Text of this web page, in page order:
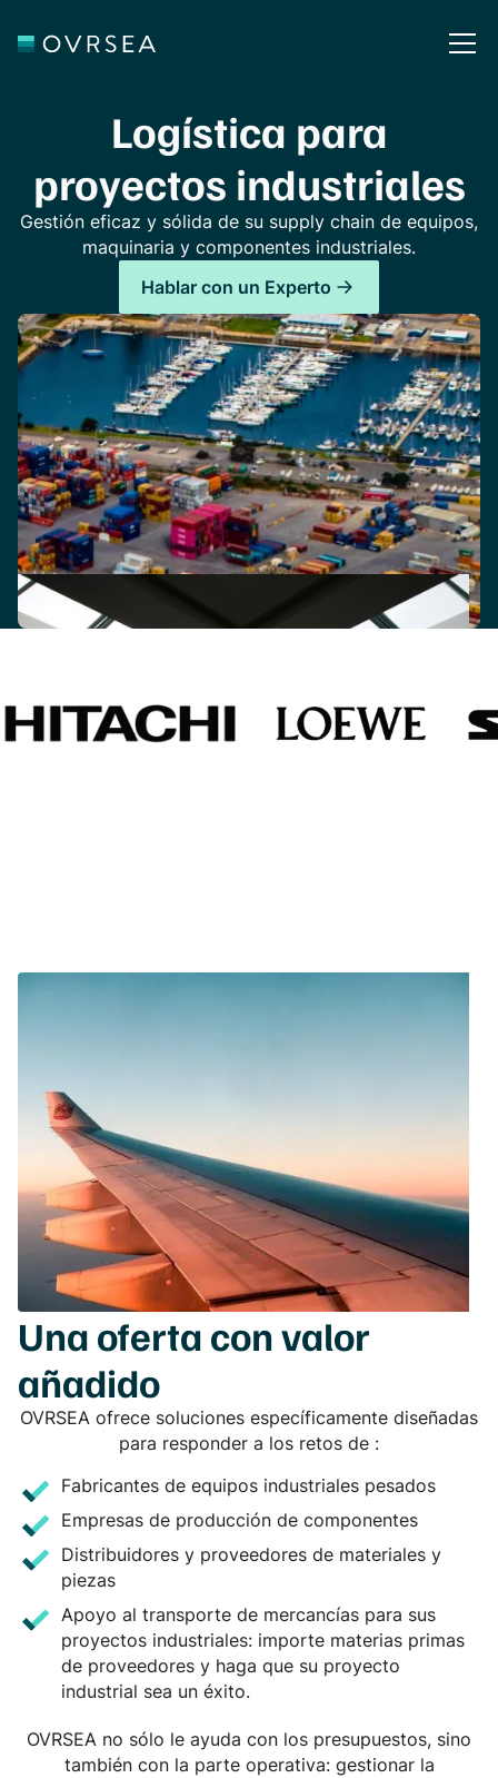
Logística para
proyectos industriales
Gestión eficaz y sólida de su supply chain de equipos,
maquinaria y componentes industriales.
Hablar con un Experto
Una oferta con valor
añadido
OVRSEA ofrece soluciones específicamente diseñadas
para responder a los retos de :
Fabricantes de equipos industriales pesados
Empresas de producción de componentes
Distribuidores y proveedores de materiales y
piezas
Apoyo al transporte de mercancías para sus
proyectos industriales: importe materias primas
de proveedores y haga que su proyecto
industrial sea un éxito.
OVRSEA no sólo le ayuda con los presupuestos, sino
también con la parte operativa: gestionar la